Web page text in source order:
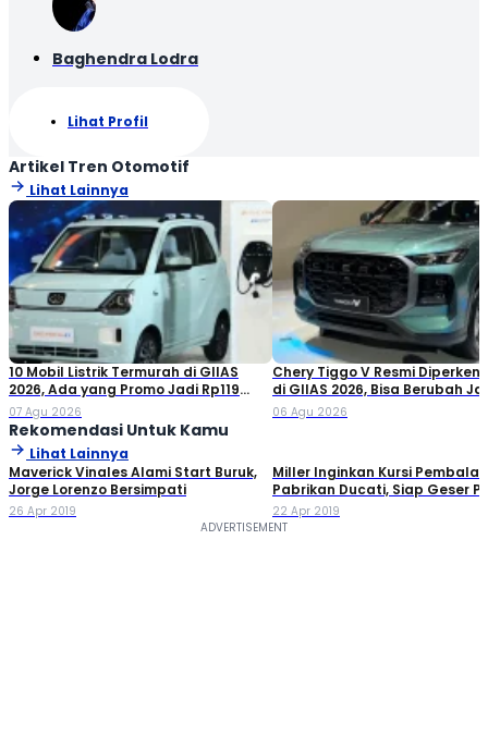
Baghendra Lodra
Lihat Profil
Artikel Tren Otomotif
Lihat Lainnya
10 Mobil Listrik Termurah di GIIAS
2026, Ada yang Promo Jadi Rp119
Jutaan!
07 Agu 2026
Chery Tiggo V Resmi
di GIIAS 2026, Bisa Berubah
Double Cabin
06 Agu 2026
Rekomendasi Untuk Kamu
Lihat Lainnya
Maverick Vinales Alami Start Buruk,
Jorge Lorenzo Bersimpati
26 Apr 2019
Miller Inginkan Kursi Pembalap
Pabrikan Ducati, Siap Geser
22 Apr 2019